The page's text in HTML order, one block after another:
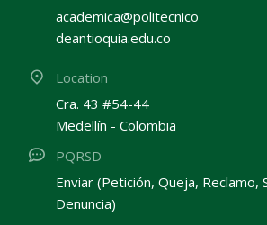
academica@politecnico
deantioquia.edu.co
Location
Cra. 43 #54-44
Medellín - Colombia
PQRSD
Enviar (Petición, Queja, Reclamo,
Denuncia)